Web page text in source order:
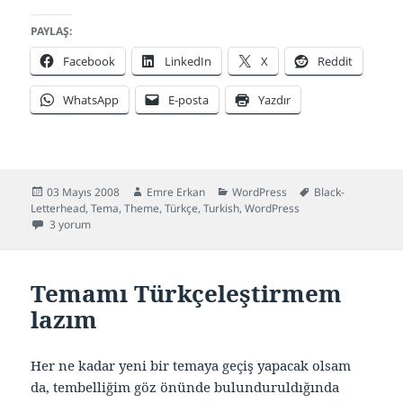
PAYLAŞ:
Facebook LinkedIn X Reddit
WhatsApp E-posta Yazdır
Yayın
tarihi
03 Mayıs 2008 Yazar
Emre Erkan Kategoriler
WordPress Etiketler
Black-
Letterhead,Tema,Theme,Türkçe,Turkish,WordPress
Black-Letterhead 1.4.1 Türkçe (WordPress Teması) için
3 yorum
Temamı Türkçeleştirmem
lazım
Her ne kadar yeni bir temaya geçiş yapacak olsam
da, tembelliğim göz önünde bulunduruldığında